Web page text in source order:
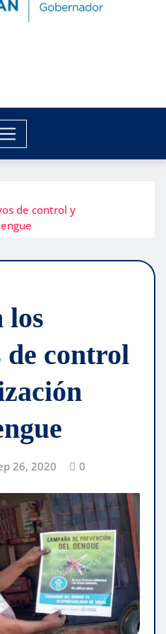
de control y
los
de control
26, 2020 0